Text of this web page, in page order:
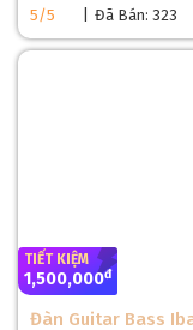
Body Shape /
Material
Fingerboard / Frets
5/5
Đã Bán: 323
TIẾT KIỆM
1,500,000đ
Đàn Guitar Bass